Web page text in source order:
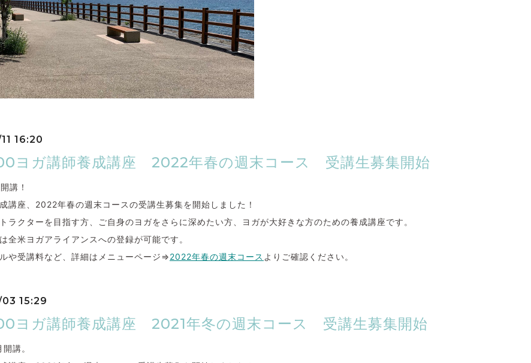
16:20
ヨガ講師養成講座 2022年春の週末コース 受講生募集開始
講！
講座、2022年春の週末コースの受講生募集を開始しました！
ラクターを目指す方、ご自身のヨガをさらに深めたい方、ヨガが大好きな方のための養成講座です。
全米ヨガアライアンスへの登録が可能です。
や受講料など、詳細はメニューページ⇒2022年春の週末コース よりご確認ください。
15:29
ヨガ講師養成講座 2021年冬の週末コース 受講生募集開始
開講。